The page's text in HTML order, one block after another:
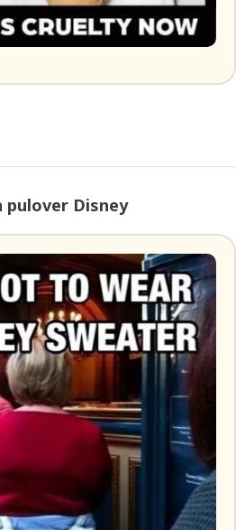
pulover Disney